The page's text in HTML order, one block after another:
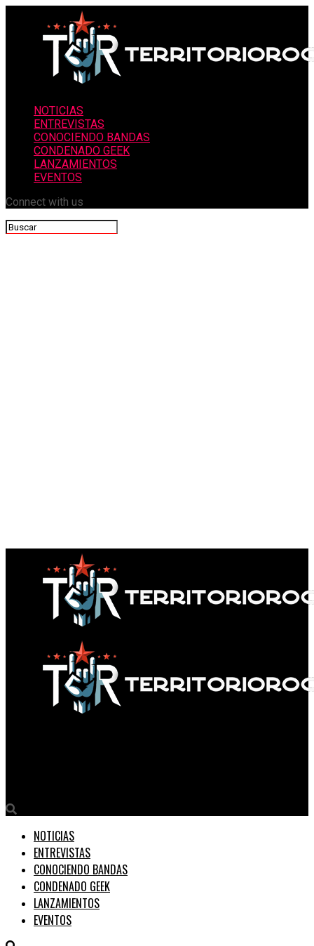
NOTICIAS
ENTREVISTAS
CONOCIENDO BANDAS
CONDENADO GEEK
LANZAMIENTOS
EVENTOS
Connect with us
NOTICIAS
ENTREVISTAS
CONOCIENDO BANDAS
CONDENADO GEEK
LANZAMIENTOS
EVENTOS